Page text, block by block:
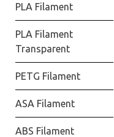
PLA Filament
PLA Filament
Transparent
PETG Filament
ASA Filament
ABS Filament